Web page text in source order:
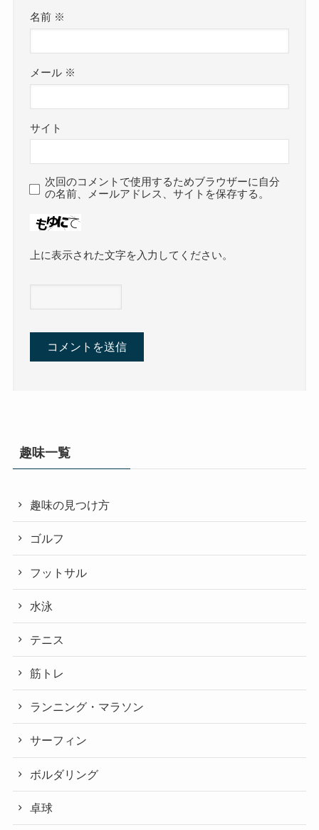
名前 ※
メール ※
サイト
次回のコメントで使用するためブラウザーに自分
の名前、メールアドレス、サイトを保存する。
上に表示された文字を入力してください。
趣味一覧
趣味の見つけ方
ゴルフ
フットサル
水泳
テニス
筋トレ
ランニング・マラソン
サーフィン
ボルダリング
卓球